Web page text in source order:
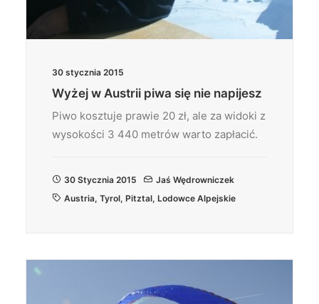
30 stycznia 2015
Wyżej w Austrii piwa się nie napijesz
Piwo kosztuje prawie 20 zł, ale za widoki z
wysokości 3 440 metrów warto zapłacić.
30 Stycznia 2015
Jaś Wędrowniczek
Austria, Tyrol, Pitztal, Lodowce Alpejskie